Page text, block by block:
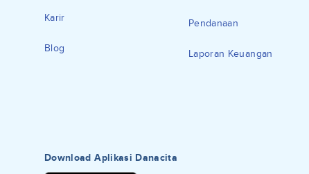
Karir
Blog
Pendanaan
Laporan Keuangan
Download Aplikasi Danacita